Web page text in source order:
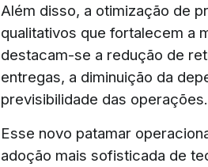
Além disso, a otimização de
qualitativos que fortalecem a
destacam-se a redução de
entregas, a diminuição da
previsibilidade das operações.
Esse novo patamar
adoção mais sofisticada de